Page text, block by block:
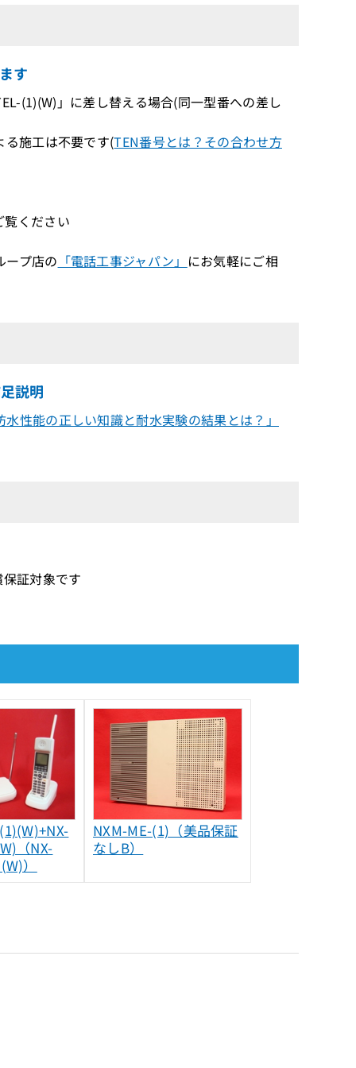
す
(1)(W)」に差し替える場合(同一型番への差し
施工は不要です(TEN番号とは？その合わせ方
ください
ープ店の 「電話工事ジャパン」 にお気軽にご相
説明
性能の正しい知識と耐水実験の結果とは？」
証対象です
（NX-
）
NXM-ME-(1)（美品保証
なしB）